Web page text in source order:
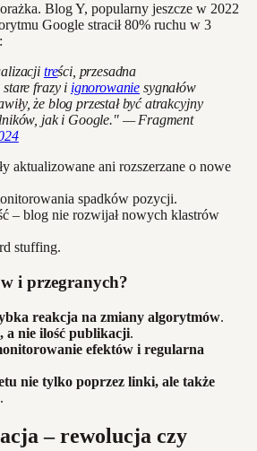
Blog Y, popularny jeszcze w 2022
Google stracił 80% ruchu w 3
treści, przesadna
frazy i ignorowanie sygnałów
że blog przestał być atrakcyjny
jak i Google." — Fragment
aktualizowane ani rozszerzane o nowe
spadków pozycji.
– blog nie rozwijał nowych klastrów
stuffing.
i przegranych?
reakcja na zmiany algorytmów.
a nie ilość publikacji.
efektów i regularna
nie tylko poprzez linki, ale także
.
– rewolucja czy